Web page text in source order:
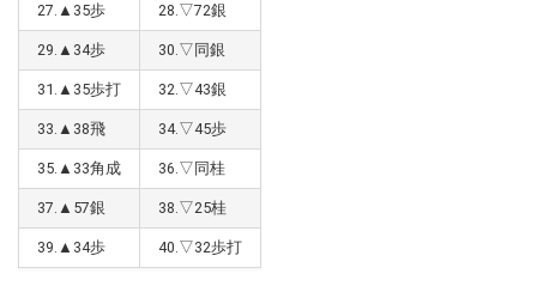
27.▲35歩 28.▽72銀
29.▲34歩 30.▽同銀
31.▲35歩打 32.▽43銀
33.▲38飛 34.▽45歩
35.▲33角成 36.▽同桂
37.▲57銀 38.▽25桂
39.▲34歩 40.▽32歩打